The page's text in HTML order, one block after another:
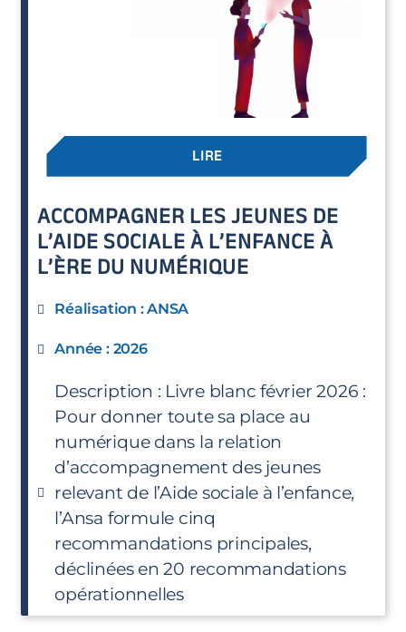
LIRE
ACCOMPAGNER LES JEUNES DE
L’AIDE SOCIALE À L’ENFANCE À
L’ÈRE DU NUMÉRIQUE
Réalisation : ANSA
Année : 2026
Description : Livre blanc février 2026 :
Pour donner toute sa place au
numérique dans la relation
d’accompagnement des jeunes
relevant de l’Aide sociale à l’enfance,
l’Ansa formule cinq
recommandations principales,
déclinées en 20 recommandations
opérationnelles